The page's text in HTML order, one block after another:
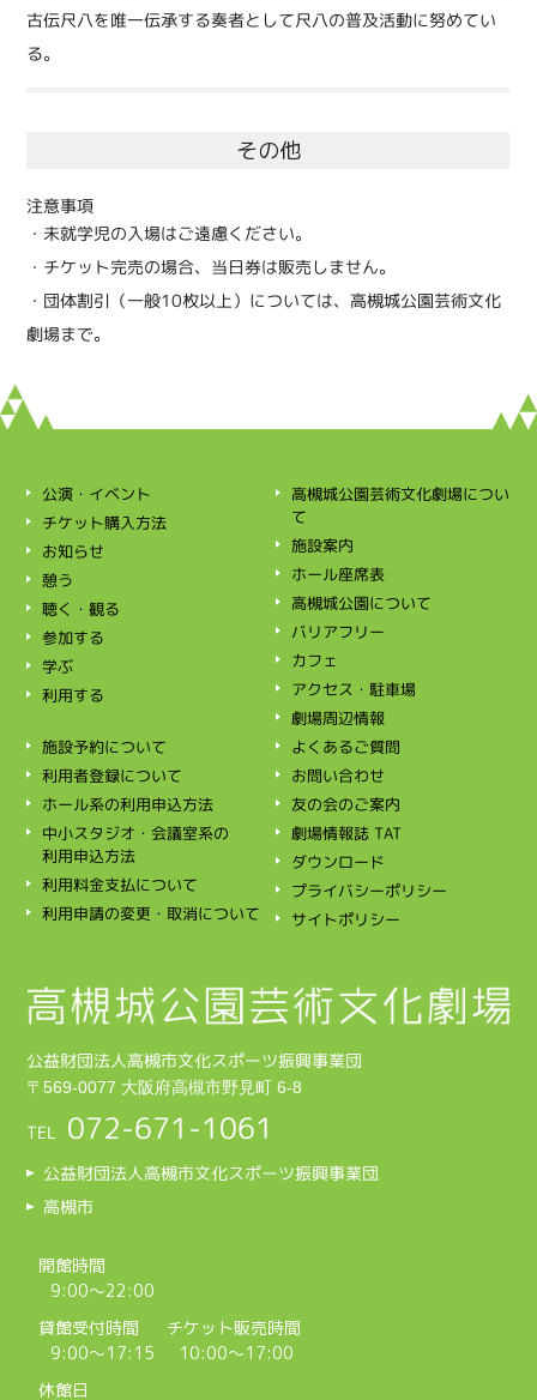
古伝尺八を唯一伝承する奏者として尺八の普及活動に努めてい
る。
その他
注意事項
・未就学児の入場はご遠慮ください。
・チケット完売の場合、当日券は販売しません。
・団体割引（一般10枚以上）については、高槻城公園芸術文化
劇場まで。
公演・イベント
チケット購入方法
お知らせ
憩う
聴く・観る
参加する
学ぶ
利用する
高槻城公園芸術文化劇場につい
て
施設案内
ホール座席表
高槻城公園について
バリアフリー
カフェ
アクセス・駐車場
劇場周辺情報
施設予約について
利用者登録について
ホール系の利用申込方法
中小スタジオ・会議室系の
利用申込方法
利用料金支払について
利用申請の変更・取消について
よくあるご質問
お問い合わせ
友の会のご案内
劇場情報誌 TAT
ダウンロード
プライバシーポリシー
サイトポリシー
公益財団法人高槻市文化スポーツ振興事業団
〒569‑0077 大阪府高槻市野見町 6-8
TEL 072‑671‑1061
公益財団法人高槻市文化スポーツ振興事業団
高槻市
開館時間
9:00～22:00
貸館受付時間
9:00～17:15
チケット販売時間
10:00～17:00
休館日